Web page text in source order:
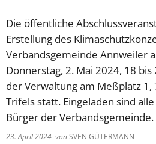
Die öffentliche
Erstellung des
Verbandsgemeinde Annweiler
Donnerstag, 2. Mai 2024, 18 bis
der Verwaltung am Meßplatz
Trifels statt. Eingeladen sind
Bürger der Verbandsgemeinde.
23. April 2024 vonSVEN GÜTERMANN